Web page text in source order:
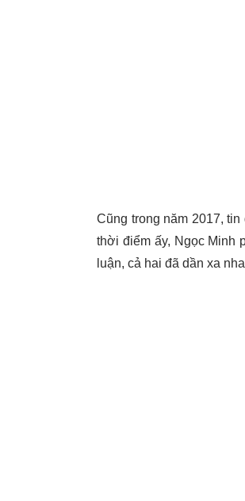
Cũng trong năm 2017,
thời điểm ấy, Ngọc Minh
luận, cả hai đã dần xa